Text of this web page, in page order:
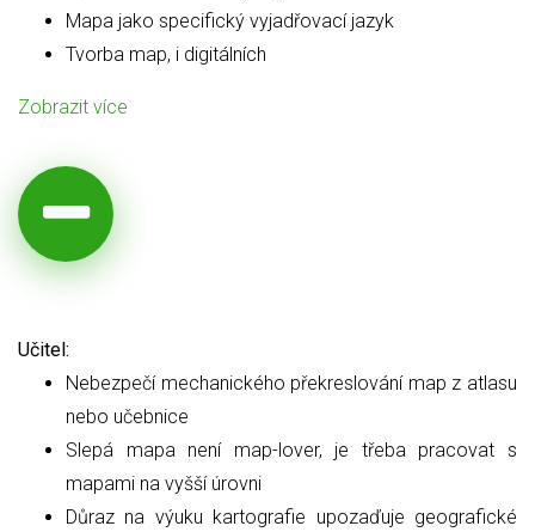
Mapa jako specifický vyjadřovací jazyk
Tvorba map, i digitálních
Zobrazit více
Učitel:
Nebezpečí mechanického překreslování map z atlasu
nebo učebnice
Slepá mapa není map-lover, je třeba pracovat s
mapami na vyšší úrovni
Důraz na výuku kartografie upozaďuje geografické